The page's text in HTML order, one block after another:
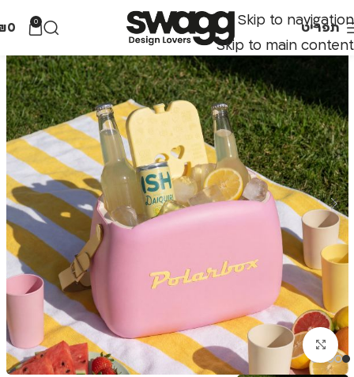
Skip to navigation
Skip to main content
תפריט 0
0
לחצו להגדלה